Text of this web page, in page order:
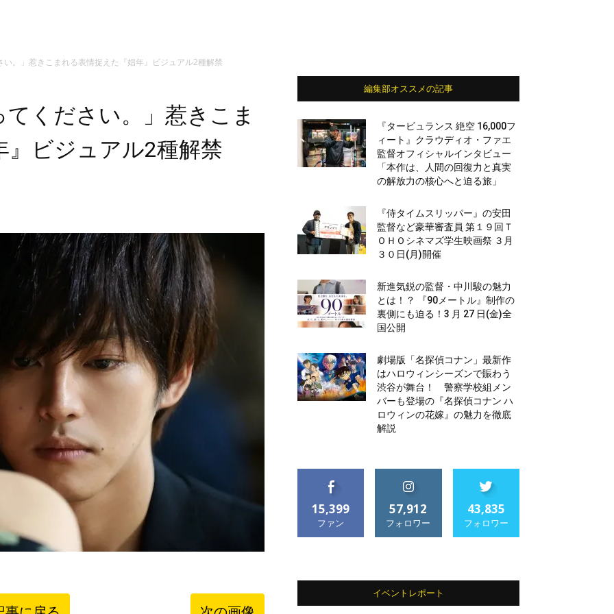
。」惹きこまれる表情捉えた『娼年』ビジュアル2種解禁
ください。」惹きこま
ビジュアル2種解禁
編集部オススメの記事
『タービュランス 絶空 16,000フ
ィート』クラウディオ・ファエ
監督オフィシャルインタビュー
「本作は、人間の回復力と真実
の解放力の核心へと迫る旅」
『侍タイムスリッパー』の安田
監督など豪華審査員 第１９回Ｔ
ＯＨＯシネマズ学生映画祭 ３月
３０日(月)開催
新進気鋭の監督・中川駿の魅力
とは！？ 『90メートル』制作の
裏側にも迫る！3 月 27 日(金)全
国公開
劇場版「名探偵コナン」最新作
はハロウィンシーズンで賑わう
渋谷が舞台！ 警察学校組メン
バーも登場の『名探偵コナン ハ
ロウィンの花嫁』の魅力を徹底
解説
15,399
ファン
57,912
フォロワー
43,835
フォロワー
イベントレポート